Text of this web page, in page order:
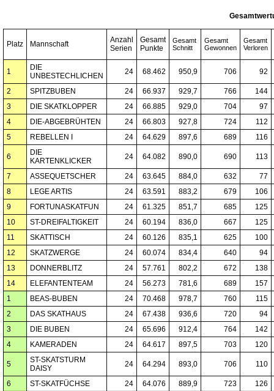
Platz Mannschaft
Anzahl
Serien
Gesamt
Punkte
Gesamt
Schnitt
Gesamt
Gewonnen
Gesamt
Verloren
1
DIE
UNBESTECHLICHEN
24 68.462 950,9 706 92
2 SPITZBUBEN 24 66.937 929,7 766
144
3
DIE SKATKLOPPER 24 66.885 929,0 704
97
4
DIE-ABGEBRÜHTEN 24 66.803 927,8 724
112
5
REBELLEN I 24 64.629 897,6 689 116
6
DIE
KARTENKLICKER
24 64.082 890,0 690 113
7 ASSEQUETSCHER 24 63.645 884,0 632
77
8
LEGE ARTIS 24 63.591 883,2 679
106
9
FORTUNASKATFUN 24 61.325 851,7 685
125
10
ST-DREIFALTIGKEIT 24 60.194 836,0 667
125
11
SKATTISCH 24 60.126 835,1 625
100
12
SKATZWERGE 24 60.074 834,4 640
94
13
DONNERBLITZ 24 57.761 802,2 672
138
14
ELEFANTENTEAM 24 56.273 781,6 689
157
1
BEAS-BUBEN 24 70.468 978,7 760
115
2
DAS SKATHAUS 24 67.438 936,6 720
94
3
DIE BUBEN 24 65.696 912,4 764
142
4
KAMERADEN 24 64.617 897,5 703 120
5
ST-SKATSTURM
DAISY
24 64.294 893,0 706 110
6 ST-SKATFÜCHSE 24 64.076 889,9 723
126